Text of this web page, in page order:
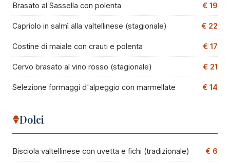
Brasato al Sassella con polenta € 19
Capriolo in salmì alla valtellinese (stagionale) € 22
Costine di maiale con crauti e polenta € 17
Cervo brasato al vino rosso (stagionale) € 21
Selezione formaggi d'alpeggio con marmellate € 14
Dolci
Bisciola valtellinese con uvetta e fichi (tradizionale) € 6